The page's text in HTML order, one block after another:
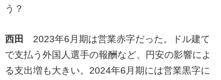
う？
西田
2023年6月期は営業赤字だった。ドル建て
で支払う外国人選手の報酬など、円安の影響によ
る支出増も大きい。2024年6月期には営業黒字に